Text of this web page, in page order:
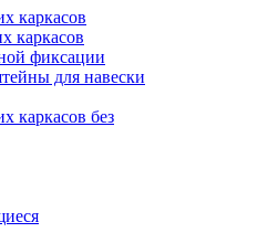
каркасов
каркасов
фиксации
для навески
каркасов без